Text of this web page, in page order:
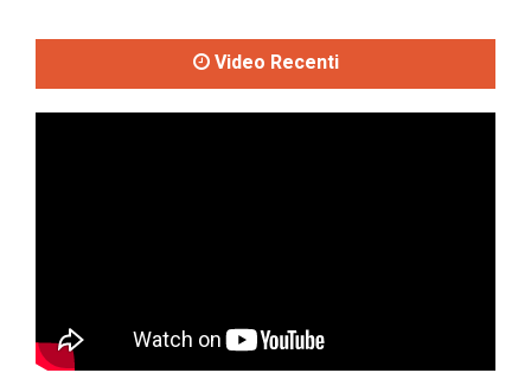
Video Recenti